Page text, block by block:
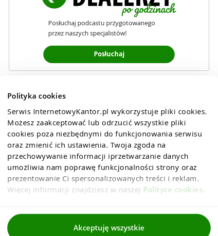
Polityka cookies
Serwis InternetowyKantor.pl wykorzystuje pliki cookies.
Możesz zaakceptować lub odrzucić wszystkie pliki
cookies poza niezbędnymi do funkcjonowania serwisu
oraz zmienić ich ustawienia. Twoja zgoda na
przechowywanie informacji iprzetwarzanie danych
umożliwia nam poprawę funkcjonalności strony oraz
prezentowanie Ci spersonalizowanych treści i reklam.
Więcej informacji znajdziesz w naszej Polityce cookies.
Akceptuję wszystkie
Posłuchaj podcastu przygotowanego
przez naszych specjalistów!
Posłuchaj
Regulaminy